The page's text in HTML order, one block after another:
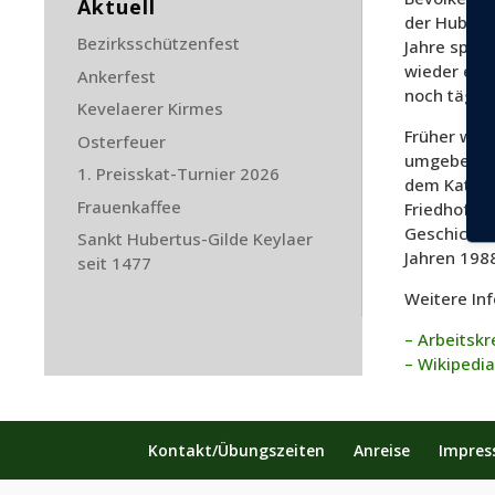
Aktuell
Bezirksschützenfest
Ankerfest
Kevelaerer Kirmes
Osterfeuer
1. Preisskat-Turnier 2026
Frauenkaffee
Sankt Hubertus-Gilde Keylaer
seit 1477
der
Jahre
wieder
noch
Früher war
umgeben,
dem
Friedhof
Jahren
Weitere
–
–
Kontakt/Übungszeiten Anreise